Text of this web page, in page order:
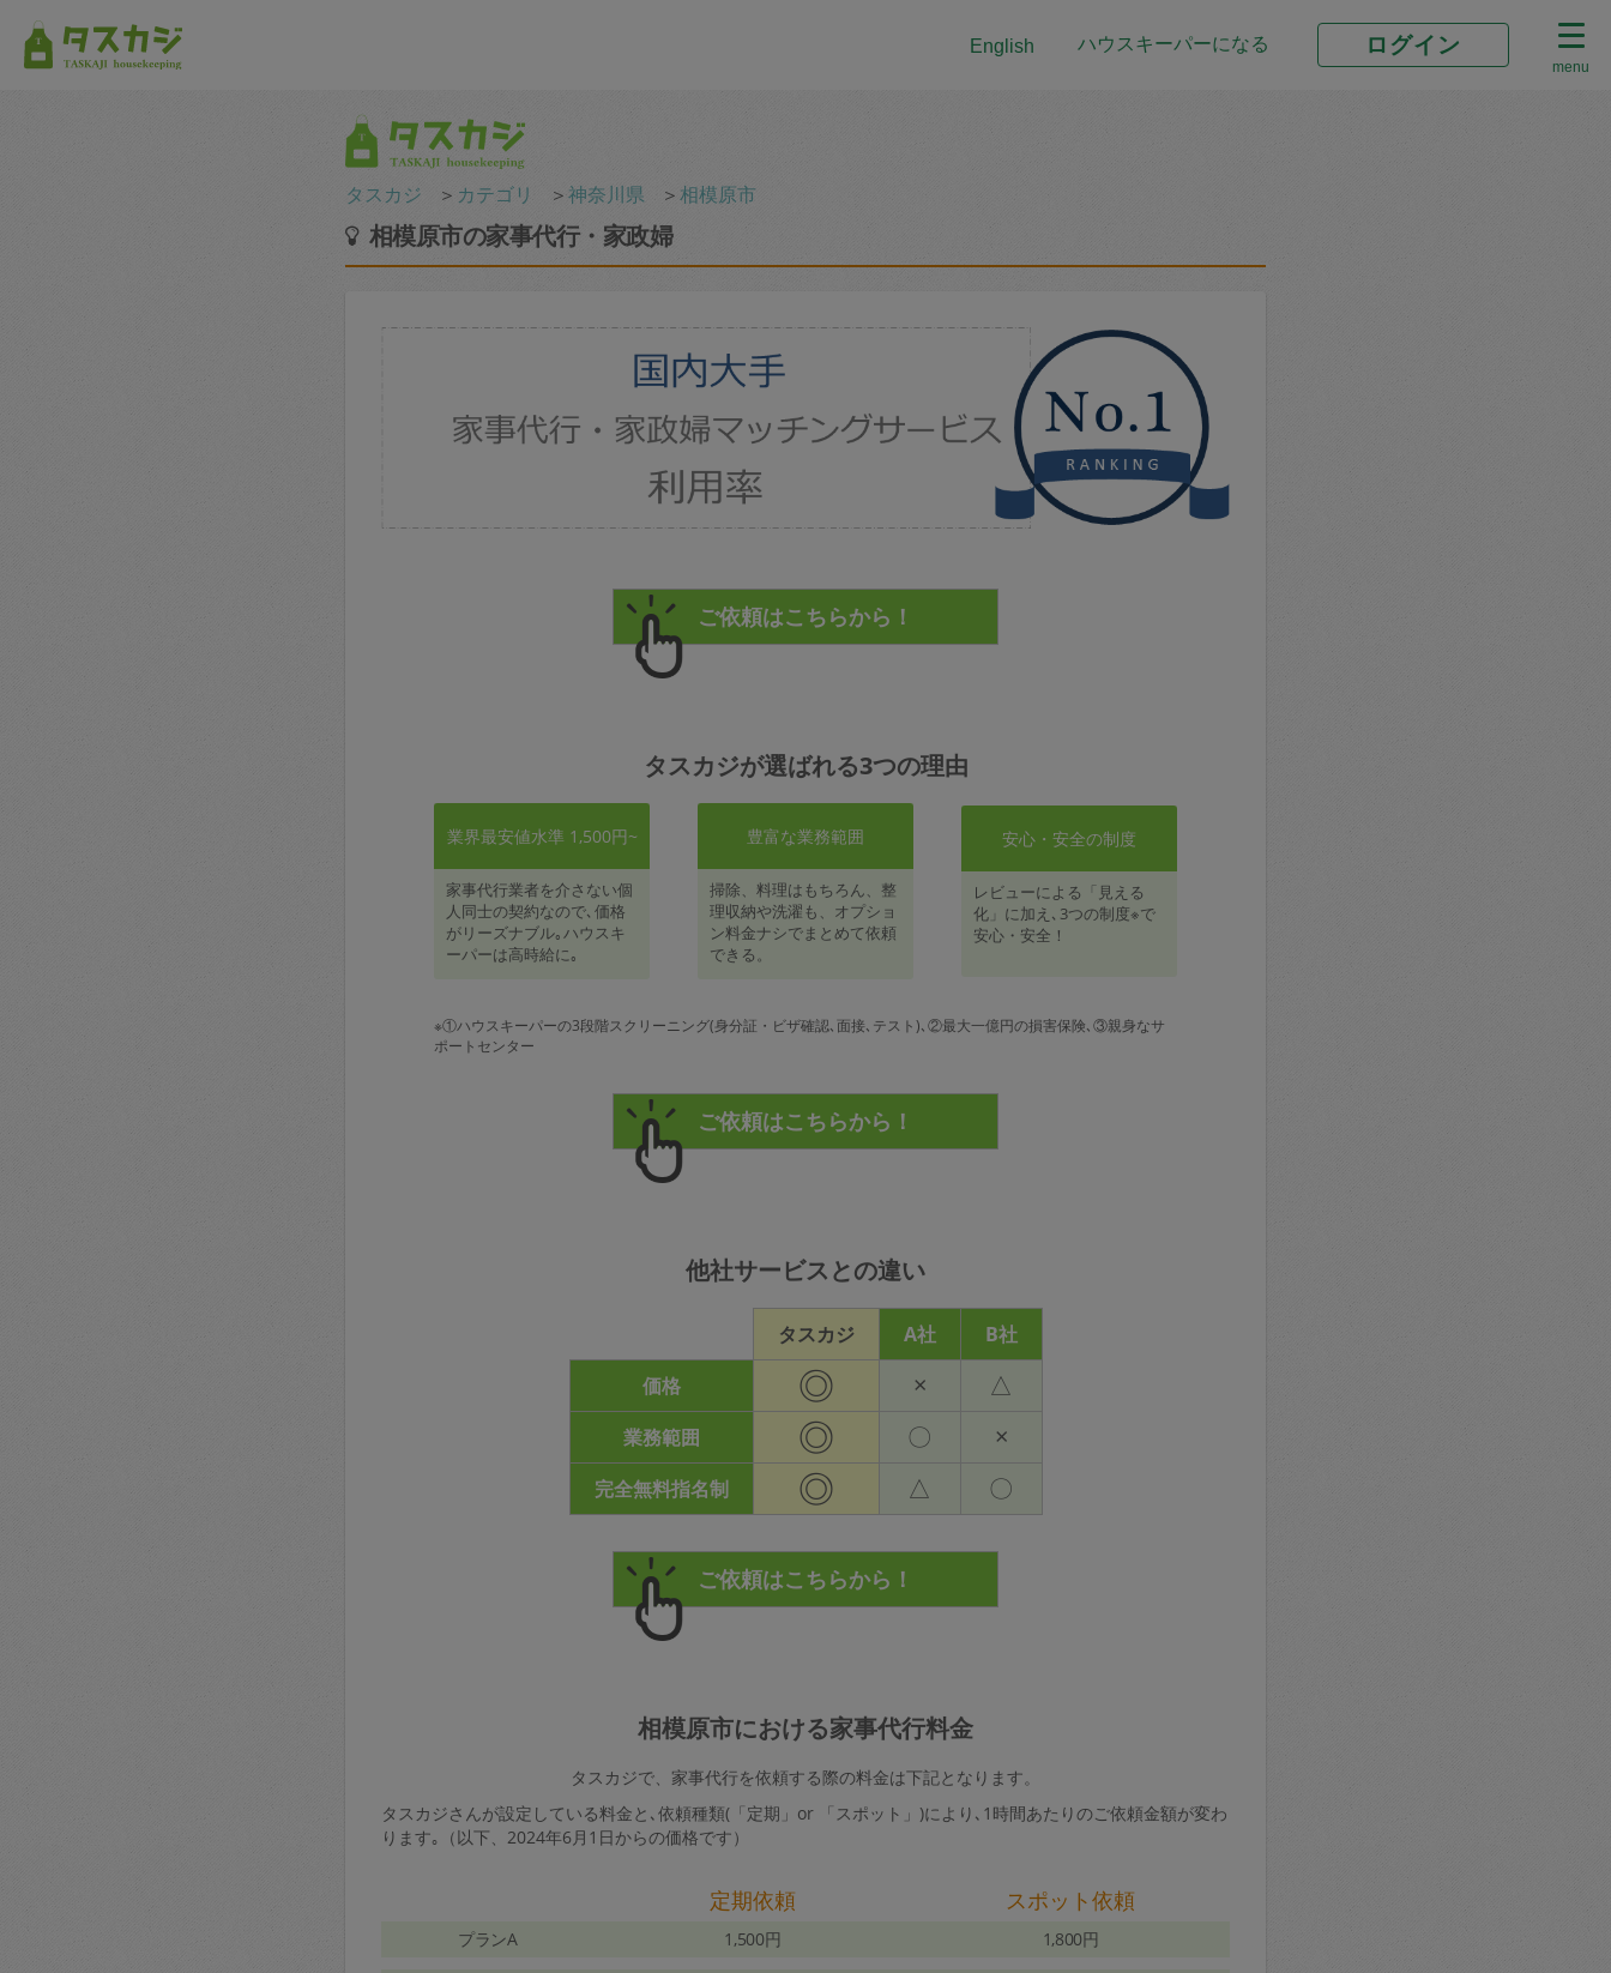
English ハウスキーパーになる ログイン
menu
タスカジ ＞ カテゴリ ＞神奈川県 ＞相模原市
相模原市の家事代行・家政婦
タスカジが選ばれる3つの理由
業界最安値水準 1,500円~
家事代行業者を介さない個
人同士の契約なので､価格
がリーズナブル｡ハウスキ
ーパーは高時給に｡
豊富な業務範囲
掃除、料理はもちろん、整
理収納や洗濯も、オプショ
ン料金ナシでまとめて依頼
できる。
安心・安全の制度
レビューによる「見える
化」に加え､3つの制度※で
安心・安全！
※①ハウスキーパーの3段階スクリーニング(身分証・ビザ確認､面接､テスト)､②最大一億円の損害保険､③親身なサ
ポートセンター
他社サービスとの違い
タスカジ A社
B社
価格
◎ × △
業務範囲 ◎ 〇 ×
完全無料指名制 ◎ △ 〇
相模原市における家事代行料金
タスカジで、家事代行を依頼する際の料金は下記となります。
タスカジさんが設定している料金と､依頼種類(「定期」or 「スポット」)により､1時間あたりのご依頼金額が変わ
ります｡（以下、2024年6月1日からの価格です）
定期依頼 スポット依頼
プランA 1,500円 1,800円